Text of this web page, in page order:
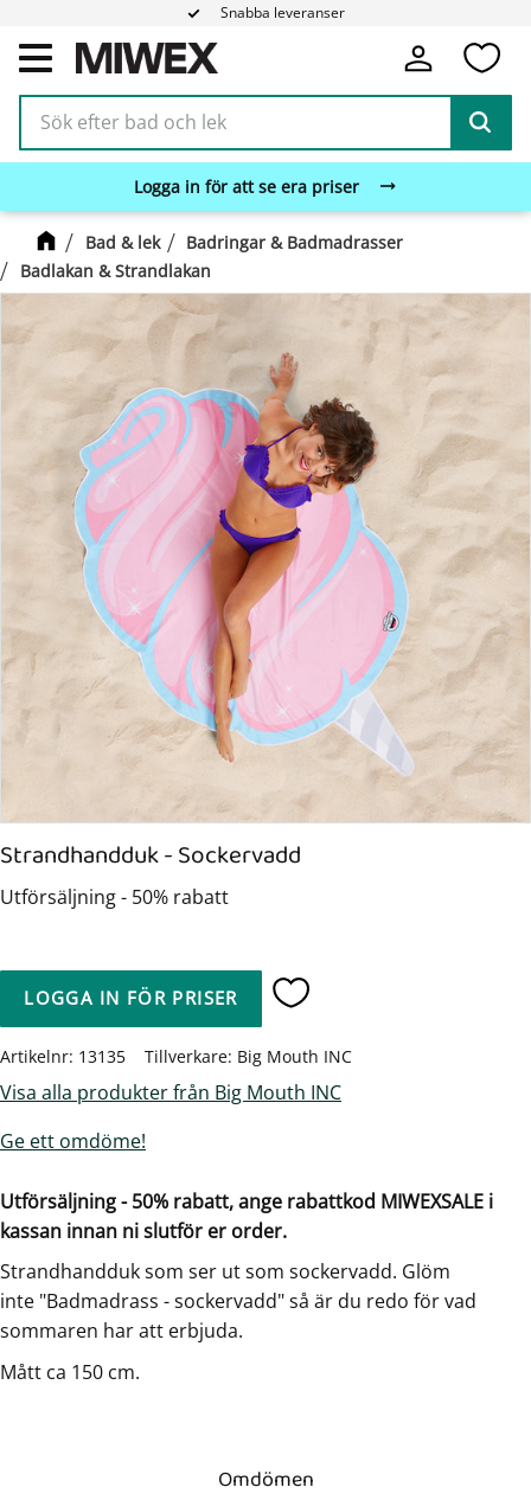
Meny
Snabba leveranser
Logga in för att se era priser
Bad & lek
Badringar & Badmadrasser
Badlakan & Strandlakan
Strandhandduk - Sockervadd
Utförsäljning - 50% rabatt
LOGGA IN FÖR PRISER Lägg till i favoriter
Artikelnr 13135 Tillverkare Big Mouth INC
Visa alla produkter från Big Mouth INC
Ge ett omdöme!
Utförsäljning - 50% rabatt, ange rabattkod MIWEXSALE i
kassan innan ni slutför er order.
Strandhandduk som ser ut som sockervadd. Glöm
inte "Badmadrass - sockervadd" så är du redo för vad
sommaren har att erbjuda.
Mått ca 150 cm.
Omdömen